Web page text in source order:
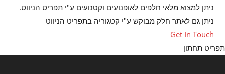
ניתן למצוא מלאי חלפים לאופנועים וקטנועים ע"י תפריט הניווט.
ניתן גם לאתר חלק מבוקש ע"י קטגוריה בתפריט הניווט
Get In Touch
Opens
תחתון